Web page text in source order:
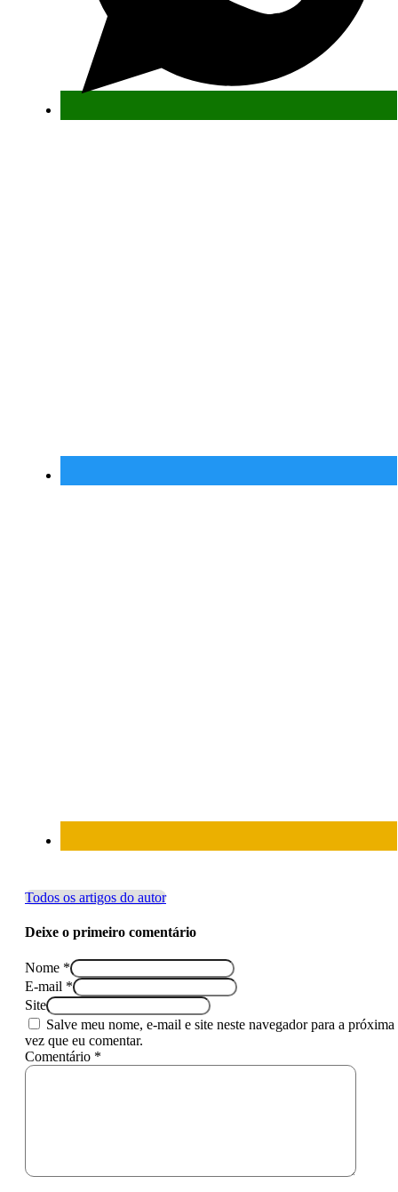
Todos os artigos do autor
Deixe o primeiro comentário
Nome *
E-mail *
Site
Salve meu nome, e-mail e site neste navegador para a próxima
vez que eu comentar.
Comentário *